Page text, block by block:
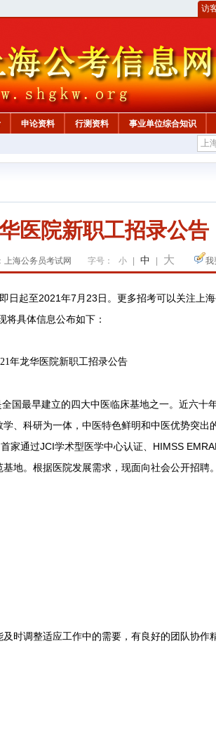
访
申论资料 行测资料 事业单位综合知识
医院新职工招录公告
上海公务员考试网 字号： 小 中 大 我
日起至2021年7月23日。更多招考可以关注上
将具体信息公布如下：
年龙华医院新职工招录公告
最早建立的四大中医临床基地之一。近六十
、科研为一体，中医特色鲜明和中医优势突出
家通过JCI学术型医学中心认证、HIMSS
地。根据医院发展需求，现面向社会公开招聘
调整适应工作中的需要，有良好的团队协作